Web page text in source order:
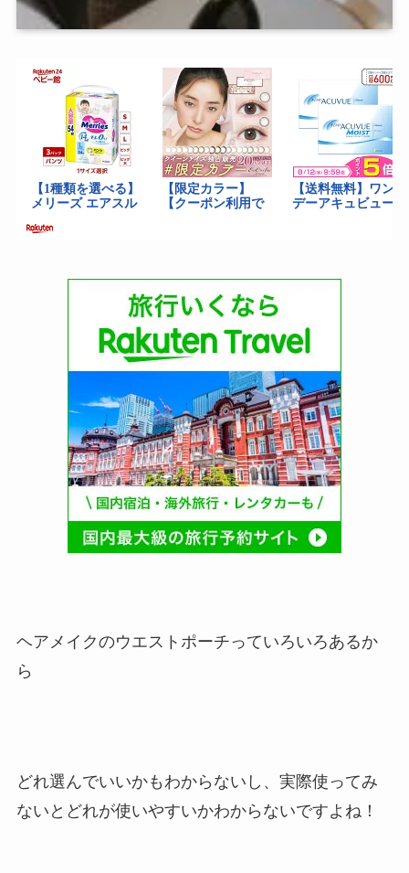
ヘアメイクのウエストポーチっていろいろあるか
ら
どれ選んでいいかもわからないし、実際使ってみ
ないとどれが使いやすいかわからないですよね！